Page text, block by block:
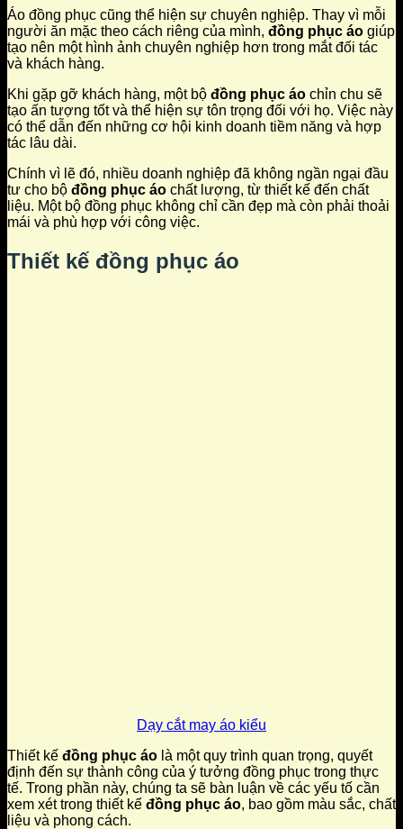
Áo đồng phục cũng thể hiện sự chuyên nghiệp. Thay vì mỗi
người ăn mặc theo cách riêng của mình, đồng phục áo giúp
tạo nên một hình ảnh chuyên nghiệp hơn trong mắt đối tác
và khách hàng.
Khi gặp gỡ khách hàng, một bộ đồng phục áo chỉn chu sẽ
tạo ấn tượng tốt và thể hiện sự tôn trọng đối với họ. Việc này
có thể dẫn đến những cơ hội kinh doanh tiềm năng và hợp
tác lâu dài.
Chính vì lẽ đó, nhiều doanh nghiệp đã không ngần ngại đầu
tư cho bộ đồng phục áo chất lượng, từ thiết kế đến chất
liệu. Một bộ đồng phục không chỉ cần đẹp mà còn phải thoải
mái và phù hợp với công việc.
Thiết kế đồng phục áo
Dạy cắt may áo kiểu
Thiết kế đồng phục áo là một quy trình quan trọng, quyết
định đến sự thành công của ý tưởng đồng phục trong thực
tế. Trong phần này, chúng ta sẽ bàn luận về các yếu tố cần
xem xét trong thiết kế đồng phục áo, bao gồm màu sắc, chất
liệu và phong cách.